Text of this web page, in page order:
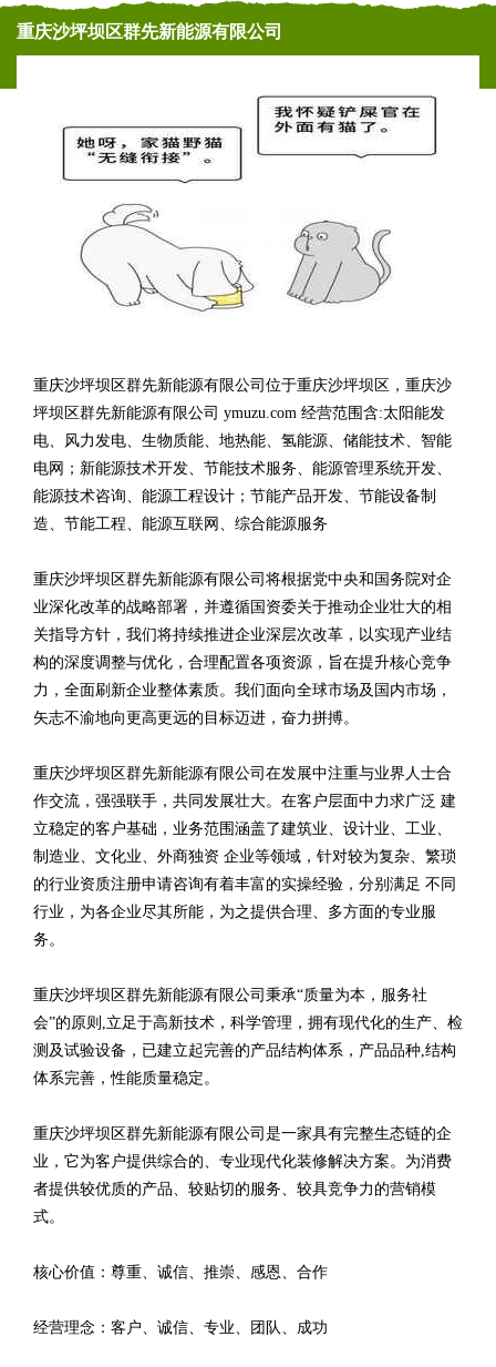
重庆沙坪坝区群先新能源有限公司
重庆沙坪坝区群先新能源有限公司位于重庆沙坪坝区，重庆沙
坪坝区群先新能源有限公司 ymuzu.com 经营范围含:太阳能发
电、风力发电、生物质能、地热能、氢能源、储能技术、智能
电网；新能源技术开发、节能技术服务、能源管理系统开发、
能源技术咨询、能源工程设计；节能产品开发、节能设备制
造、节能工程、能源互联网、综合能源服务
重庆沙坪坝区群先新能源有限公司将根据党中央和国务院对企
业深化改革的战略部署，并遵循国资委关于推动企业壮大的相
关指导方针，我们将持续推进企业深层次改革，以实现产业结
构的深度调整与优化，合理配置各项资源，旨在提升核心竞争
力，全面刷新企业整体素质。我们面向全球市场及国内市场，
矢志不渝地向更高更远的目标迈进，奋力拼搏。
重庆沙坪坝区群先新能源有限公司在发展中注重与业界人士合
作交流，强强联手，共同发展壮大。在客户层面中力求广泛 建
立稳定的客户基础，业务范围涵盖了建筑业、设计业、工业、
制造业、文化业、外商独资 企业等领域，针对较为复杂、繁琐
的行业资质注册申请咨询有着丰富的实操经验，分别满足 不同
行业，为各企业尽其所能，为之提供合理、多方面的专业服
务。
重庆沙坪坝区群先新能源有限公司秉承“质量为本，服务社
会”的原则,立足于高新技术，科学管理，拥有现代化的生产、检
测及试验设备，已建立起完善的产品结构体系，产品品种,结构
体系完善，性能质量稳定。
重庆沙坪坝区群先新能源有限公司是一家具有完整生态链的企
业，它为客户提供综合的、专业现代化装修解决方案。为消费
者提供较优质的产品、较贴切的服务、较具竞争力的营销模
式。
核心价值：尊重、诚信、推崇、感恩、合作
经营理念：客户、诚信、专业、团队、成功